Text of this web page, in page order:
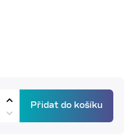
Přidat do košíku